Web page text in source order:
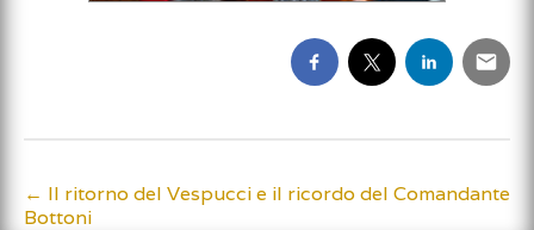
Post
← Il ritorno del Vespucci e il ricordo del Comandante
Bottoni